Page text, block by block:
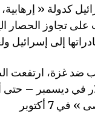
كدولة «
تجاوز الحصار